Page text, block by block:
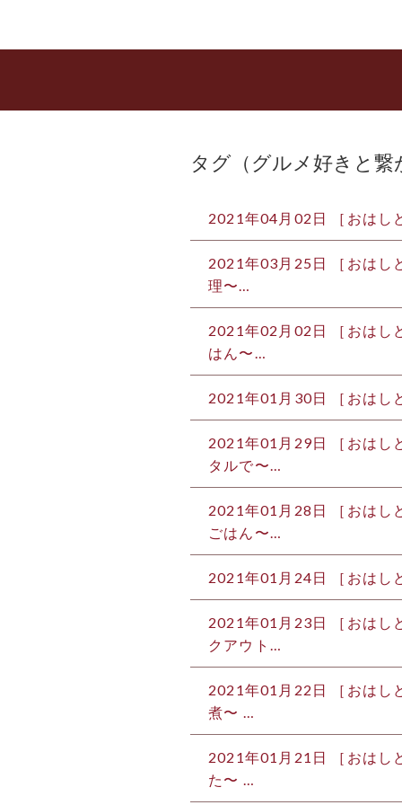
タグ（グルメ好きと繋
2021年04月02日 ［おはし
2021年03月25日 ［おはし
理〜 …
2021年02月02日 ［おはし
はん〜 …
2021年01月30日 ［おはし
2021年01月29日 ［おはし
タルで〜…
2021年01月28日 ［おはし
ごはん〜…
2021年01月24日 ［おは
2021年01月23日 ［おはし
クアウト…
2021年01月22日 ［おはし
煮〜 …
2021年01月21日 ［おはし
た〜 …